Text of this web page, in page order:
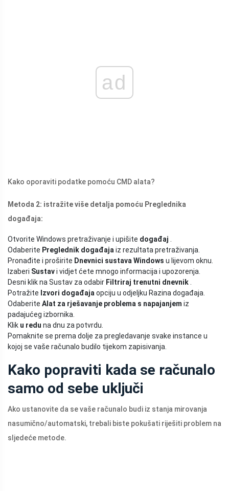
ad
Kako oporaviti podatke pomoću CMD alata?
Metoda 2: istražite više detalja pomoću Preglednika
događaja:
Otvorite Windows pretraživanje i upišite događaj
Odaberite Preglednik događaja iz rezultata pretraživanja.
Pronađite i proširite Dnevnici sustava Windows u lijevom oknu.
Izaberi Sustavi vidjet ćete mnogo informacija i upozorenja.
Desni klik na Sustav za odabir Filtriraj trenutni dnevnik
Potražite Izvori događaja opciju u odjeljku Razina događaja.
Odaberite Alat za rješavanje problema s napajanjem iz
padajućeg izbornika.
Klik u redu na dnu za potvrdu.
Pomaknite se prema dolje za pregledavanje svake instance u
kojoj se vaše računalo budilo tijekom zapisivanja.
Kako popraviti kada se računalo
samo od sebe uključi
Ako ustanovite da se vaše računalo budi iz stanja mirovanja
nasumično/automatski, trebali biste pokušati riješiti problem na
sljedeće metode.